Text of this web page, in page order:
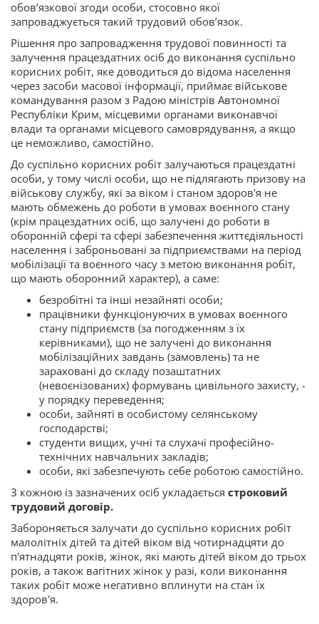
обов’язкової згоди особи, стосовно якої
запроваджується такий трудовий обов’язок.
Рішення про запровадження трудової повинності та
залучення працездатних осіб до виконання суспільно
корисних робіт, яке доводиться до відома населення
через засоби масової інформації, приймає військове
командування разом з Радою міністрів Автономної
Республіки Крим, місцевими органами виконавчої
влади та органами місцевого самоврядування, а якщо
це неможливо, самостійно.
До суспільно корисних робіт залучаються працездатні
особи, у тому числі особи, що не підлягають призову на
військову службу, які за віком і станом здоров'я не
мають обмежень до роботи в умовах воєнного стану
(крім працездатних осіб, що залучені до роботи в
оборонній сфері та сфері забезпечення життєдіяльності
населення і заброньовані за підприємствами на період
мобілізації та воєнного часу з метою виконання робіт,
що мають оборонний характер), а саме:
безробітні та інші незайняті особи;
працівники функціонуючих в умовах воєнного
стану підприємств (за погодженням з їх
керівниками), що не залучені до виконання
мобілізаційних завдань (замовлень) та не
зараховані до складу позаштатних
(невоєнізованих) формувань цивільного захисту, -
у порядку переведення;
особи, зайняті в особистому селянському
господарстві;
студенти вищих, учні та слухачі професійно-
технічних навчальних закладів;
особи, які забезпечують себе роботою самостійно.
З кожною із зазначених осіб укладається строковий
трудовий договір.
Забороняється залучати до суспільно корисних робіт
малолітніх дітей та дітей віком від чотирнадцяти до
п'ятнадцяти років, жінок, які мають дітей віком до трьох
років, а також вагітних жінок у разі, коли виконання
таких робіт може негативно вплинути на стан їх
здоров'я.